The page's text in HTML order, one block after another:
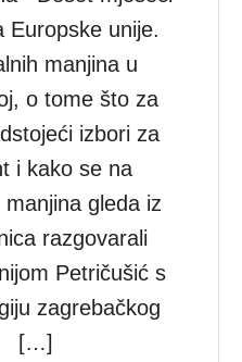
Europske unije.
manjina u
o tome što za
izbori za
i kako se na
gleda iz
razgovarali
Petričušić s
zagrebačkog
[…]